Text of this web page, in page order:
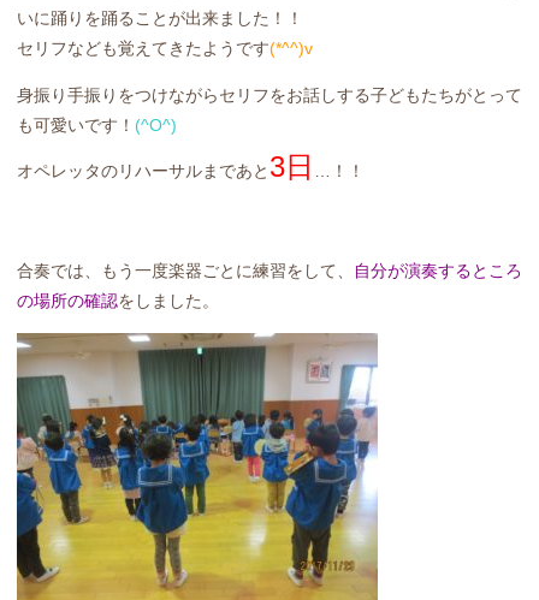
いに踊りを踊ることが出来ました！！
セリフなども覚えてきたようです(*^^)v
身振り手振りをつけながらセリフをお話しする子どもたちがとって
も可愛いです！ (^O^)
オペレッタのリハーサルまであと 3日 …！！
合奏では、もう一度楽器ごとに練習をして、
自分が演奏するところ
の場所の確認をしました。